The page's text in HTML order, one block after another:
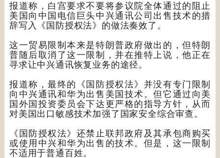
报道称，白宫要求不要将参议院全体通过的阻止
美国向中国电信巨头中兴通讯公司出售技术的措
辞写入《国防授权法》的做法奏效了。
这一贸易限制本来是特朗普政府做出的，但特朗
普随后取消了这一限制，并在推特上说，他正在
寻求让中兴通讯恢复业务的途径。
报道称，最终的《国防授权法》并没有专门限制
向中兴通讯和华为出售美国技术。但它通过向美
国外国投资委员会下达更严格的指导方针，从而
对美国出口敏感技术加强了国家安全综合审查。
《国防授权法》还禁止联邦政府及其承包商购买
或使用中兴和华为出售的技术。但是，这一限制
不适用于普通百姓。